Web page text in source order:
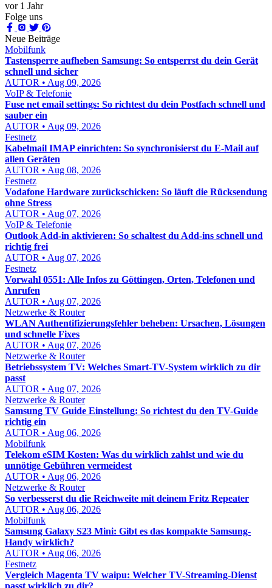
vor 1 Jahr
Folge uns
Neue Beiträge
Mobilfunk
Tastensperre aufheben Samsung: So entsperrst du dein Gerät
schnell und sicher
AUTOR • Aug 09, 2026
VoIP & Telefonie
Fuse net email settings: So richtest du dein Postfach schnell und
sauber ein
AUTOR • Aug 09, 2026
Festnetz
Kabelmail IMAP einrichten: So synchronisierst du E-Mail auf
allen Geräten
AUTOR • Aug 08, 2026
Festnetz
Vodafone Hardware zurückschicken: So läuft die Rücksendung
ohne Stress
AUTOR • Aug 07, 2026
VoIP & Telefonie
Outlook Add-in aktivieren: So schaltest du Add-ins schnell und
richtig frei
AUTOR • Aug 07, 2026
Festnetz
Vorwahl 0551: Alle Infos zu Göttingen, Orten, Telefonen und
Anrufen
AUTOR • Aug 07, 2026
Netzwerke & Router
WLAN Authentifizierungsfehler beheben: Ursachen, Lösungen
und schnelle Fixes
AUTOR • Aug 07, 2026
Netzwerke & Router
Betriebssystem TV: Welches Smart-TV-System wirklich zu dir
passt
AUTOR • Aug 07, 2026
Netzwerke & Router
Samsung TV Guide Einstellung: So richtest du den TV-Guide
richtig ein
AUTOR • Aug 06, 2026
Mobilfunk
Telekom eSIM Kosten: Was du wirklich zahlst und wie du
unnötige Gebühren vermeidest
AUTOR • Aug 06, 2026
Netzwerke & Router
So verbesserst du die Reichweite mit deinem Fritz Repeater
AUTOR • Aug 06, 2026
Mobilfunk
Samsung Galaxy S23 Mini: Gibt es das kompakte Samsung-
Handy wirklich?
AUTOR • Aug 06, 2026
Festnetz
Vergleich Magenta TV waipu: Welcher TV-Streaming-Dienst
passt wirklich zu dir?